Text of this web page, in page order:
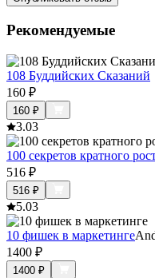
Рекомендуемые
108 Буддийских Сказаний
160 ₽
160 ₽
3.03
100 секретов кратного
516 ₽
516 ₽
5.03
10 фишек в маркетинге
1400 ₽
1400 ₽